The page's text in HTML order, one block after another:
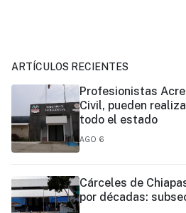
ARTÍCULOS RECIENTES
Profesionistas
Civil, pueden
todo el estado
AGO 6
Cárceles de
por décadas: